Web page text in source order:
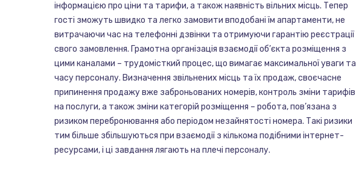
інформацією про ціни та тарифи, а також наявність вільних місць. Тепер
гості зможуть швидко та легко замовити вподобані їм апартаменти, не
витрачаючи час на телефонні дзвінки та отримуючи гарантію реєстрації
свого замовлення. Грамотна організація взаємодії об’єкта розміщення з
цими каналами – трудомісткий процес, що вимагає максимальної уваги та
часу персоналу. Визначення звільнених місць та їх продаж, своєчасне
припинення продажу вже заброньованих номерів, контроль зміни тарифів
на послуги, а також зміни категорій розміщення – робота, пов’язана з
ризиком перебронювання або періодом незайнятості номера. Такі ризики
тим більше збільшуються при взаємодії з кількома подібними інтернет-
ресурсами, і ці завдання лягають на плечі персоналу.